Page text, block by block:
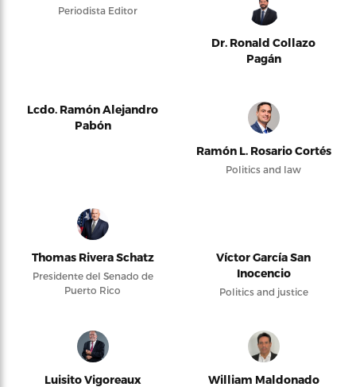
Periodista Editor
Dr. Ronald Collazo
Pagán
Lcdo. Ramón Alejandro
Pabón
Ramón L. Rosario Cortés
Politics and law
Thomas Rivera Schatz
Presidente del Senado de
Puerto Rico
Víctor García San
Inocencio
Politics and justice
Luisito Vigoreaux William Maldonado